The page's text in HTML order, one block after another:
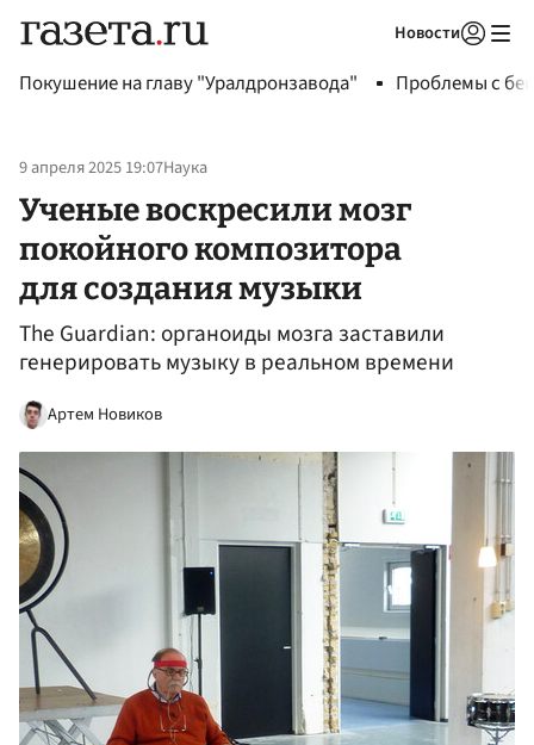
Новости
Покушение на главу "Уралдронзавода" Проблемы с
9 апреля 2025 19:07Наука
Ученые воскресили мозг
покойного композитора
для создания музыки
The Guardian: органоиды мозга заставили
генерировать музыку в реальном времени
Артем Новиков